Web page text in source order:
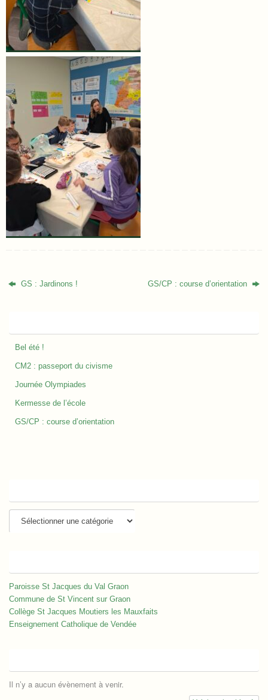
GS : Jardinons ! GS/CP : course d’orientation
Bel été !
CM2 : passeport du civisme
Journée Olympiades
Kermesse de l’école
GS/CP : course d’orientation
Paroisse St Jacques du Val Graon
Commune de St Vincent sur Graon
Collège St Jacques Moutiers les Mauxfaits
Enseignement Catholique de Vendée
Il n’y a aucun évènement à venir.